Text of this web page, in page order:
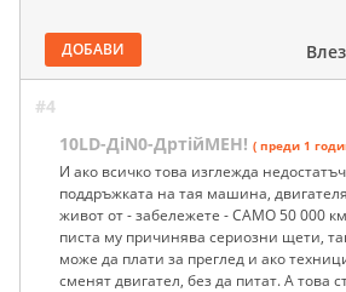
ДОБАВИ Влез
#4
10LD-ДiN0-ДртiйМЕН! ( преди 1
И ако всичко това изглежда
поддръжката на тая машина,
живот от - забележете - САМО 50 000
писта му причинява сериозни щети,
може да плати за преглед и ако
сменят двигател, без да питат. А това